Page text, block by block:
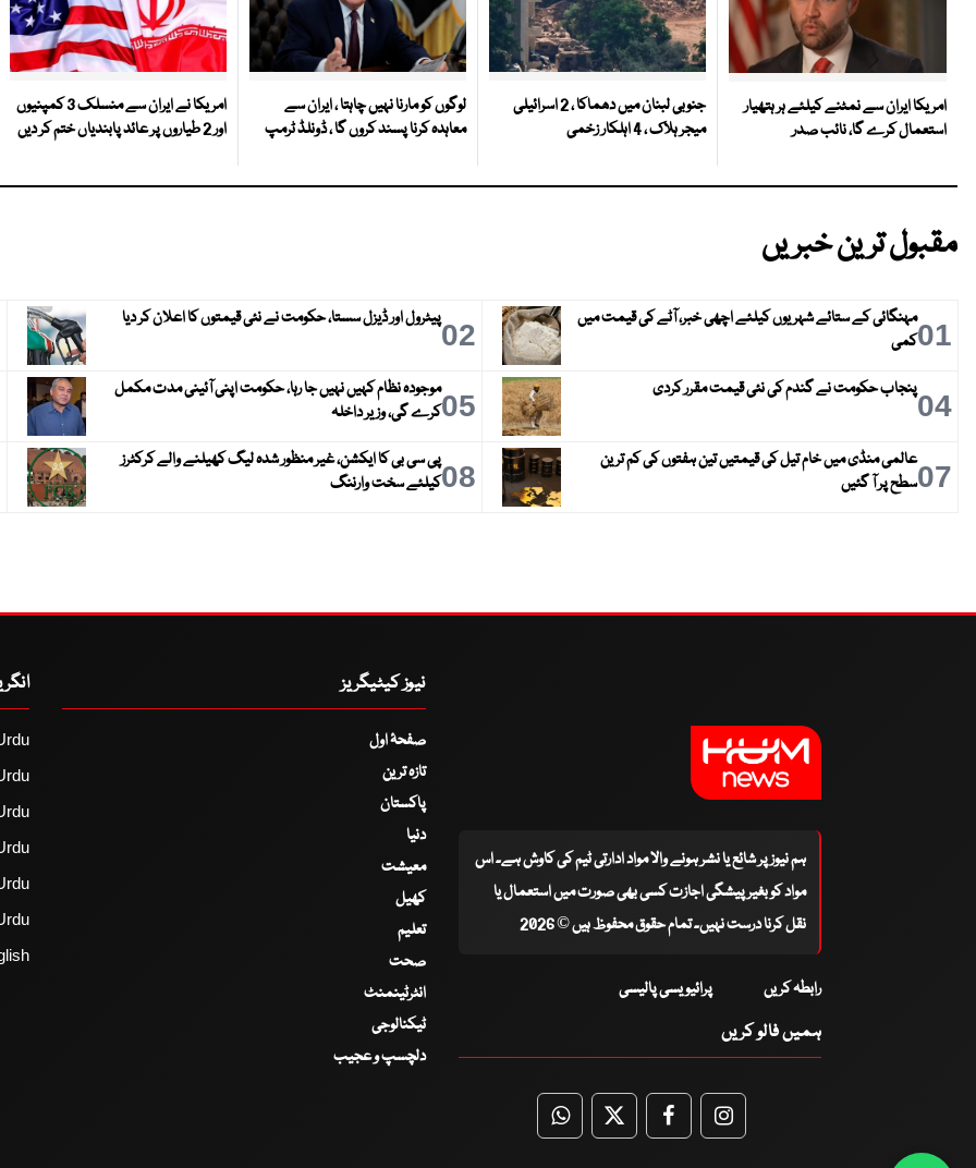
امریکا ایران سے نمٹنے کیلئے ہر ہتھیار
استعمال کرے گا، نائب صدر
جنوبی لبنان میں دھماکا ، 2 اسرائیلی
میجر ہلاک ، 4 اہلکار زخمی
لوگوں کو مارنا نہیں چاہتا ، ایران سے
معاہدہ کرنا پسند کروں گا ، ڈونلڈ ٹرمپ
امریکا نے ایران سے منسلک 3 کمپنیوں
اور 2 طیاروں پر عائد پابندیاں ختم کر دیں
مقبول ترین خبریں
01مہنگائی کے ستائے شہریوں کیلئے اچھی خبر، آٹے کی قیمت میں
کمی
02پیٹرول اور ڈیزل سستا، حکومت نے نئی قیمتوں کا اعلان کر دیا
04پنجاب حکومت نے گندم کی نئی قیمت مقرر کردی 05موجودہ نظام کہیں نہیں جا رہا، حکومت اپنی آئینی مدت مکمل
کرے گی، وزیر داخلہ
07عالمی منڈی میں خام تیل کی قیمتیں تین ہفتوں کی کم ترین
سطح پر آ گئیں
08پی سی بی کا ایکشن، غیر منظور شدہ لیگ کھیلنے والے کرکٹرز
کیلئے سخت وارننگ
ہم نیوز پر شائع یا نشر ہونے والا مواد ادارتی ٹیم کی کاوش ہے۔ اس
مواد کو بغیر پیشگی اجازت کسی بھی صورت میں استعمال یا
نقل کرنا درست نہیں۔ تمام حقوق محفوظ ہیں © 2026
رابطہ کریں پرائیویسی پالیسی
ہمیں فالو کریں
WhatsApp
TwitterFacebookFacebook
نیوز کیٹیگریز
صفحۂ اول
تازہ ترین
پاکستان
دنیا
معیشت
کھیل
تعلیم
صحت
انٹرٹینمنٹ
ٹیکنالوجی
دلچسپ و عجیب